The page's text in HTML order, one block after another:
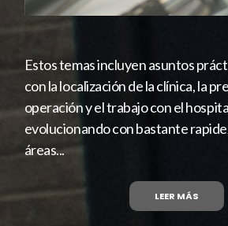
LEER MÁS
Estos temas incluyen asuntos
con la localización de la clínica, la
operación y el trabajo con el
evolucionando con bastante
áreas...